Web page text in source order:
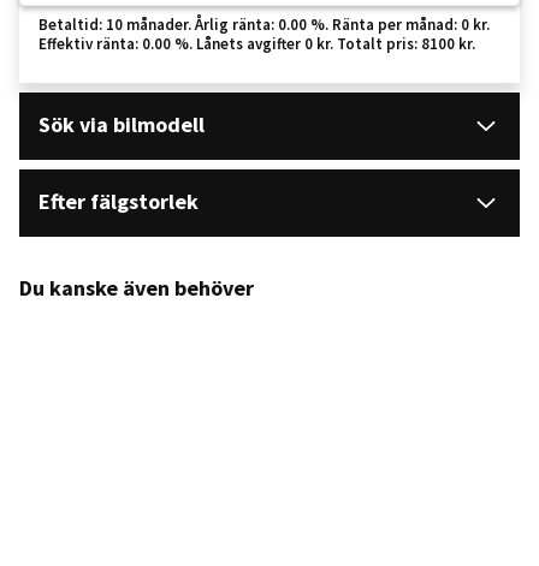
Betaltid: 10 månader. Årlig ränta: 0.00 %. Ränta per månad: 0 kr.
Effektiv ränta: 0.00 %. Lånets avgifter 0 kr. Totalt pris: 8100 kr.
Sök via bilmodell
Efter fälgstorlek
Du kanske även behöver